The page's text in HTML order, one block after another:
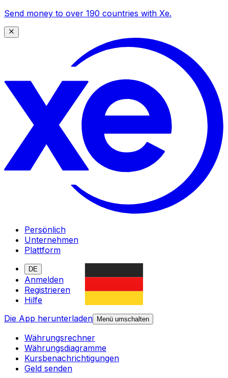
Send money to over 190 countries with Xe.
Persönlich
Unternehmen
Plattform
DE
Anmelden
Registrieren
Hilfe
Die App herunterladen
Menü umschalten
Währungsrechner
Währungsdiagramme
Kursbenachrichtigungen
Geld senden